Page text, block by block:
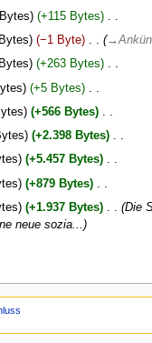
+115 Bytes ‎
−1 Byte ‎
+263 Bytes ‎
+5 Bytes ‎
+566 Bytes ‎
+2.398 Bytes ‎
+5.457 Bytes ‎
+879 Bytes ‎
+1.937 Bytes ‎ Die
neue sozia...